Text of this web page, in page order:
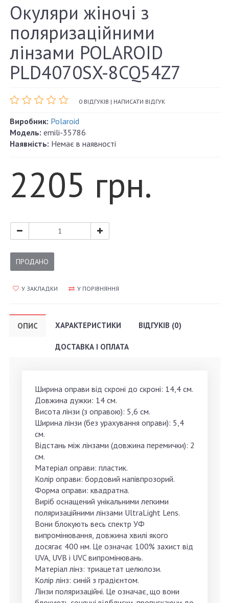
Окуляри жіночі з
поляризаційними
лінзами POLAROID
PLD4070SX-8CQ54Z7
0 ВІДГУКІВ | НАПИСАТИ ВІДГУК
Виробник: Polaroid
Модель: emili-35786
Наявність: Немає в наявності
2205 грн.
ПРОДАНО
У ЗАКЛАДКИ У ПОРІВНЯННЯ
ОПИС ХАРАКТЕРИСТИКИ ВІДГУКІВ (0)
ДОСТАВКА І ОПЛАТА
Ширина оправи від скроні до скроні: 14,4 см.
Довжина дужки: 14 см.
Висота лінзи (з оправою): 5,6 см.
Ширина лінзи (без урахування оправи): 5,4
см.
Відстань між лінзами (довжина перемички): 2
см.
Матеріал оправи: пластик.
Колір оправи: бордовий напівпрозорий.
Форма оправи: квадратна.
Виріб оснащений унікальними легкими
поляризаційними лінзами UltraLight Lens.
Вони блокують весь спектр УФ
випромінювання, довжина хвилі якого
досягає 400 нм. Це означає 100% захист від
UVA, UVB і UVC випромінювань.
Матеріал лінз: триацетат целюлози.
Колір лінз: синій з градієнтом.
Лінзи поляризаційні. Це означає, що вони